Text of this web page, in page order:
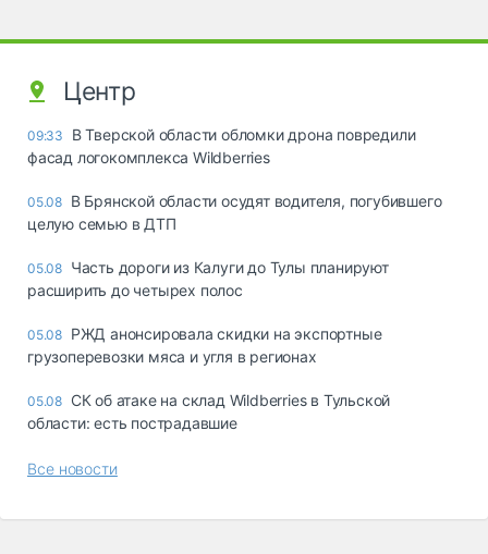
Центр
09:33
В Тверской области обломки дрона повредили
фасад логокомплекса Wildberries
05.08 В Брянской области осудят водителя, погубившего
целую семью в ДТП
05.08 Часть дороги из Калуги до Тулы планируют
расширить до четырех полос
05.08 РЖД анонсировала скидки на экспортные
грузоперевозки мяса и угля в регионах
05.08 СК об атаке на склад Wildberries в Тульской
области: есть пострадавшие
Все новости